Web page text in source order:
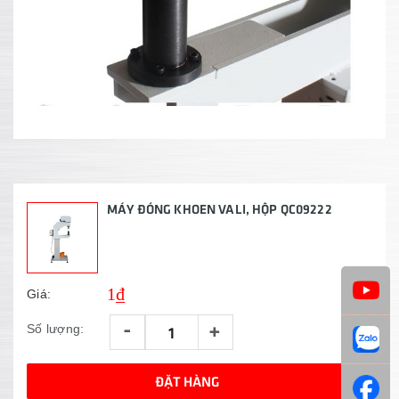
MÁY ĐÓNG KHOEN VALI, HỘP QC09222
Giá: 1₫
Số lượng: - +
ĐẶT HÀNG